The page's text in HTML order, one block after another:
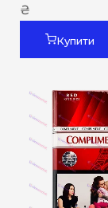
₴
Купити